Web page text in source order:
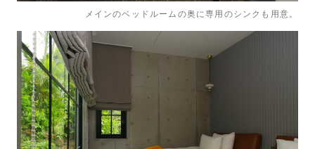
メインのベッドルームの奥に専用のシンクも用意。